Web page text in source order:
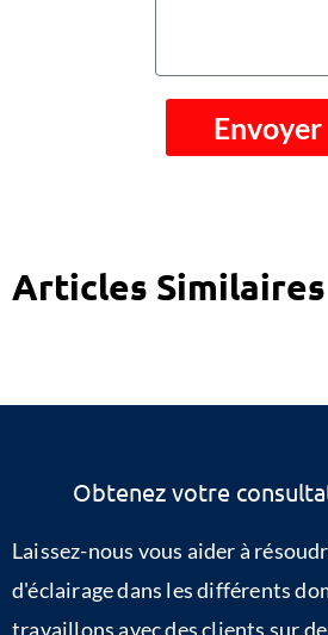
Envoyer
Articles Similaires
Obtenez votre
Laissez-nous vous aider à
d'éclairage dans les différents
travaillons avec des clients sur